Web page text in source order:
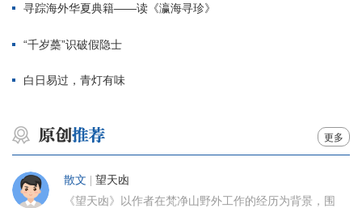
寻踪海外华夏典籍——读《瀛海寻珍》
“千岁蘽”识破假隐士
白日易过，青灯有味
更多
散文 | 望天凼
《望天凼》以作者在梵净山野外工作的经历为背景，围